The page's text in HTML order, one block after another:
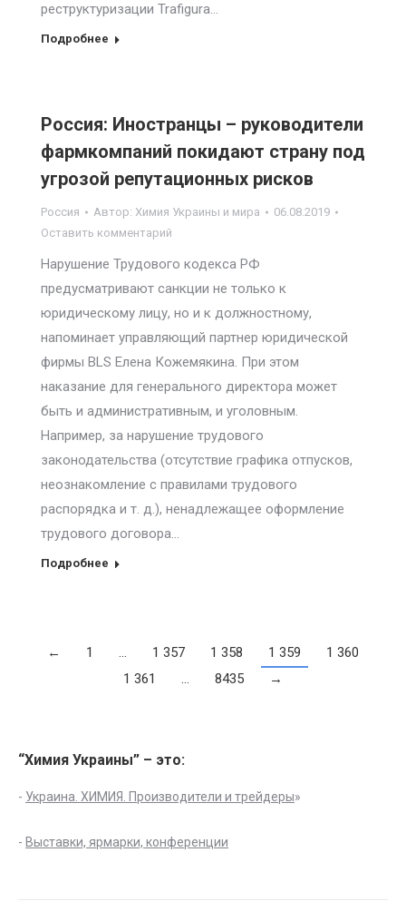
реструктуризации Trafigura…
Подробнее
Россия: Иностранцы – руководители
фармкомпаний покидают страну под
угрозой репутационных рисков
Россия Автор: Химия Украины и мира
06.08.2019
Оставить комментарий
Нарушение Трудового кодекса РФ
предусматривают санкции не только к
юридическому лицу, но и к должностному,
напоминает управляющий партнер юридической
фирмы BLS Елена Кожемякина. При этом
наказание для генерального директора может
быть и административным, и уголовным.
Например, за нарушение трудового
законодательства (отсутствие графика отпусков,
неознакомление с правилами трудового
распорядка и т. д.), ненадлежащее оформление
трудового договора…
Подробнее
← 1 … 1 357 1 358 1 359
1 360
1 361
… 8435 →
“Химия Украины” – это:
- Украина. ХИМИЯ. Производители и трейдеры»
- Выставки, ярмарки, конференции